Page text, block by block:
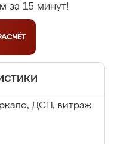
за 15 минут!
ДСП, витраж